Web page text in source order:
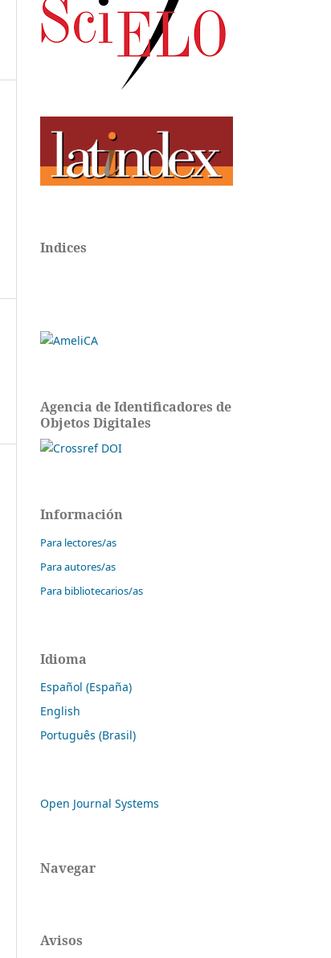
Indices
Agencia de Identificadores de
Objetos Digitales
Información
Para lectores/as
Para autores/as
Para bibliotecarios/as
Idioma
Español (España)
English
Português (Brasil)
Open Journal Systems
Navegar
Avisos